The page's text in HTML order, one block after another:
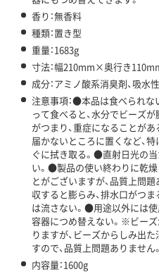
香り：無香料
種類：置き型
重量：1683g
寸法：幅210mm×奥行き
成分：アミノ酸系消臭剤、吸水
注意事項：●本品は食べられ
って食べると、水分でビーズ
がつまり、重症になることが
届かないところに置くなど、
ぐに拭き取る。●直射日光の
い。●製品の使い終わりに乾
とがございますが、品質上問
収すると膨らみ、排水口がつ
は流さない。●用途以外には
容器につめ替えない。※ビー
りますが、ビーズからしみ出
すので、品質上問題ありません。
内容量：1600g